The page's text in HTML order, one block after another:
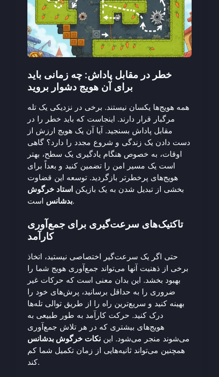
خطر در مقابل پاداش: چه زمانی باید
برای آن هویج دشوار بروید
همه هویج‌ها یکسان نیستند. برخی در نزدیکی یک تله
مرگبار قرار دارند. اینجاست که باید خطر را در
مقابل پاداش بسنجید. آیا آن یک هویج ارزش از
دست دادن یک زندگی و شروع مجدد را دارد؟ گاهی
اوقات، به خصوص هنگام یادگیری یک سطح، بهتر
است یک مسیر امن را تضمین کنید و بعداً برای
هویج‌های پرخطرتر بازگردید. توسعه این قضاوت
بخشی از تبدیل شدن به یک بازیکن استاد خرگوش
بدشانساست.
تاکتیک‌های سرعت‌گیری برای جمع‌آوری
کارآمد
حتی اگر یک سرعت‌گیر اختصاصی نیستید، اتخاذ
برخی از ذهنیت آنها می‌تواند جمع‌آوری هویج شما را
بهبود بخشد. این بدان معنی است که حرکات غیر
ضروری را به حداقل برسانید، پرش‌های خود را
بهینه کنید و سریع‌ترین راه را از طریق توالی تله‌ها
درک کنید. حرکت کارآمد به طور طبیعی به
هویج‌های بیشتری که در هر تلاش جمع‌آوری
می‌شوند منجر می‌شود. این نکات خرگوش بدشانس
همچنین می‌تواند ثانیه‌هایی از زمان تکمیل شما کم
کند.